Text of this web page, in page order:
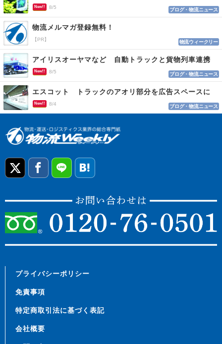
New!! 8/5 ブログ・物流ニュース
物流メルマガ登録無料！
【PR】 物流ウィークリー
アイリスオーヤマなど 自動トラックと貨物列車連携
New!! 8/5 ブログ・物流ニュース
エスコット トラックのアオリ部分を広告スペースに
New!! 8/4 ブログ・物流ニュース
プライバシーポリシー
免責事項
特定商取引法に基づく表記
会社概要